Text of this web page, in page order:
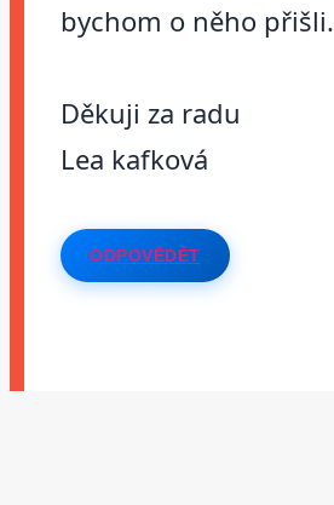
bychom o něho přišli.
Děkuji za radu
Lea kafková
ODPOVĚDĚT